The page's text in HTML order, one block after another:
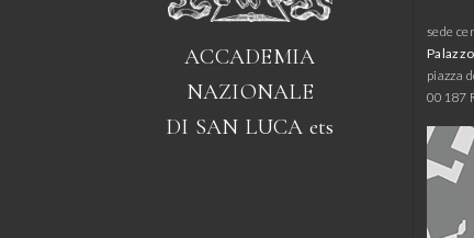
ACCADEMIA
NAZIONALE
DI SAN LUCA ets
sede
piazza
00187